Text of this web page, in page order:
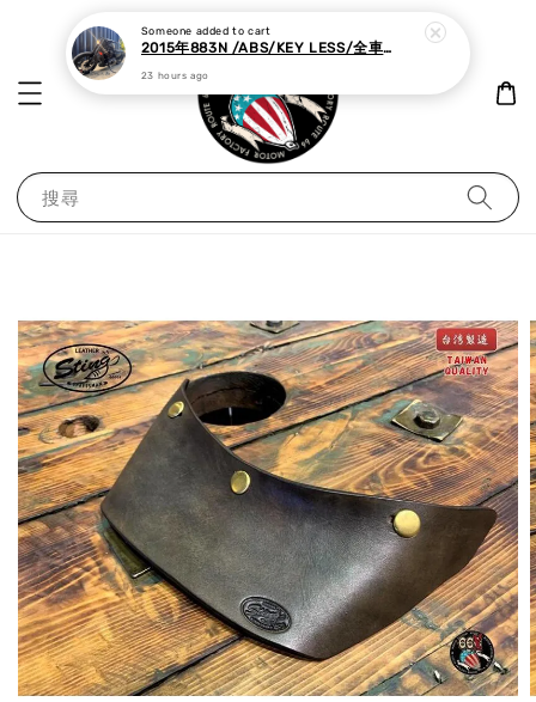
搜尋
Someone added to cart
2015年883N /ABS/KEY LESS/全車黑化,里程極少
23 hours ago